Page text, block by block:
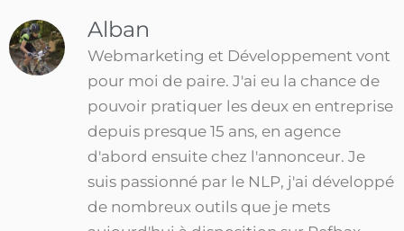
Alban
Webmarketing et Développement vont
pour moi de paire. J'ai eu la chance de
pouvoir pratiquer les deux en entreprise
depuis presque 15 ans, en agence
d'abord ensuite chez l'annonceur. Je
suis passionné par le NLP, j'ai développé
de nombreux outils que je mets